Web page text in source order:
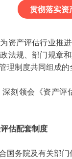
贯彻落实资
资产评估行业推
法规、部门规章
理制度共同组成
刻领会《资产
估配套制度
国务院及有关部